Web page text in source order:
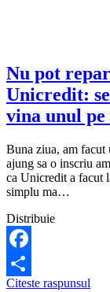
Nu pot
Unicredit:
vina unul pe
Buna ziua, am facut
ajung sa o inscriu
ca Unicredit a facut
simplu ma…
Distribuie
Facebook
Share
Citeste raspunsul